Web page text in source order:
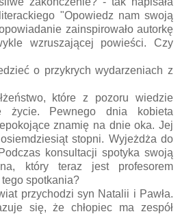
"Opowiedz nam swoją
zainspirowało autorkę
wzruszającej powieści. Czy
o przykrych wydarzeniach z
które z pozoru wiedzie
życie. Pewnego dnia kobieta
znamię na dnie oka. Jej
stopni. Wyjeżdża do
konsultacji spotyka swoją
który teraz jest profesorem
spotkania?
przychodzi syn Natalii i Pawła.
się, że chłopiec ma zespół